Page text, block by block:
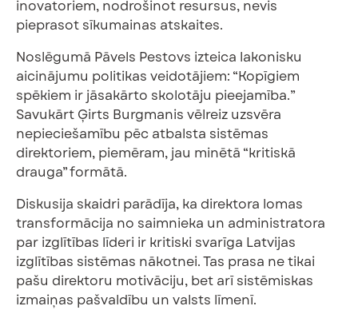
inovatoriem, nodrošinot resursus, nevis
pieprasot sīkumainas atskaites.
Noslēgumā Pāvels Pestovs izteica lakonisku
aicinājumu politikas veidotājiem: “Kopīgiem
spēkiem ir jāsakārto skolotāju pieejamība.”
Savukārt Ģirts Burgmanis vēlreiz uzsvēra
nepieciešamību pēc atbalsta sistēmas
direktoriem, piemēram, jau minētā “kritiskā
drauga” formātā.
Diskusija skaidri parādīja, ka direktora lomas
transformācija no saimnieka un administratora
par izglītības līderi ir kritiski svarīga Latvijas
izglītības sistēmas nākotnei. Tas prasa ne tikai
pašu direktoru motivāciju, bet arī sistēmiskas
izmaiņas pašvaldību un valsts līmenī.